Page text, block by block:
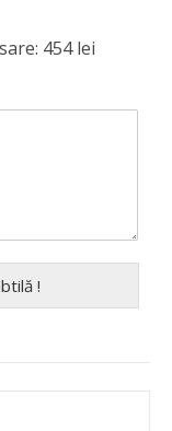
454 lei
!